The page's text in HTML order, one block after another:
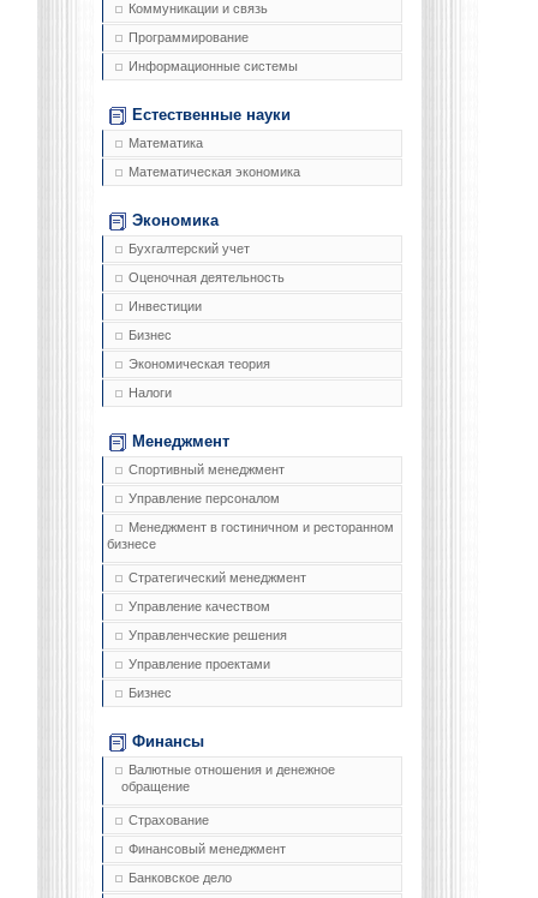
Коммуникации и связь
Программирование
Информационные системы
Естественные науки
Математика
Математическая экономика
Экономика
Бухгалтерский учет
Оценочная деятельность
Инвестиции
Бизнес
Экономическая теория
Налоги
Менеджмент
Спортивный менеджмент
Управление персоналом
Менеджмент в гостиничном и ресторанном
бизнесе
Стратегический менеджмент
Управление качеством
Управленческие решения
Управление проектами
Бизнес
Финансы
Валютные отношения и денежное
обращение
Страхование
Финансовый менеджмент
Банковское дело